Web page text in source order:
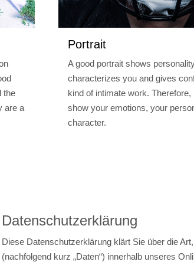
the
are a
Portrait
A good portrait shows
characterizes you and gives
kind of intimate work.
show your emotions, your
character.
Datenschutzerklärung
Diese Datenschutzerklärung klärt Sie über die
(nachfolgend kurz „Daten“) innerhalb unseres